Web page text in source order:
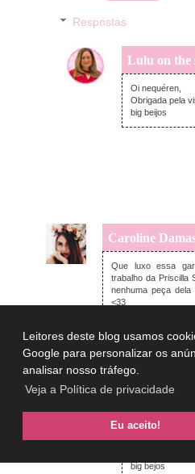
Leitores deste blog usamos
Google para personalizar os
analisar nosso tráfego.
Veja a Política de privacidade
Eu aceito!
Respostas
Lulu on the
Oi nequéren,
Obrigada pela
big beijos
Caroline
Que luxo essa
trabalho da Priscilla
nenhuma peça
<33
Responder
Respostas
Lulu on the
Oi Caroline,
Vai ter q
big bejos